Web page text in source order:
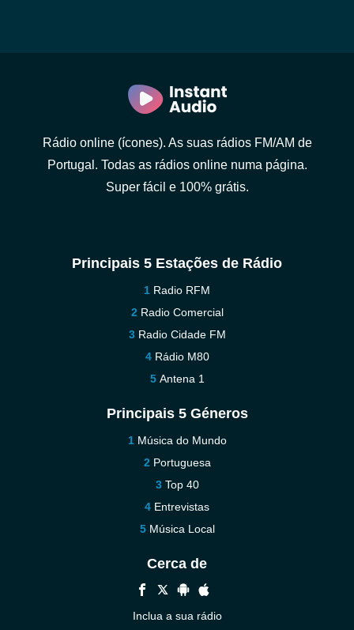
Rádio online (ícones). As suas rádios FM/AM de
Portugal. Todas as rádios online numa página.
Super fácil e 100% grátis.
Principais 5 Estações de Rádio
Radio RFM
Radio Comercial
Radio Cidade FM
Rádio M80
Antena 1
Principais 5 Géneros
Música do Mundo
Portuguesa
Top 40
Entrevistas
Música Local
Cerca de
Inclua a sua rádio